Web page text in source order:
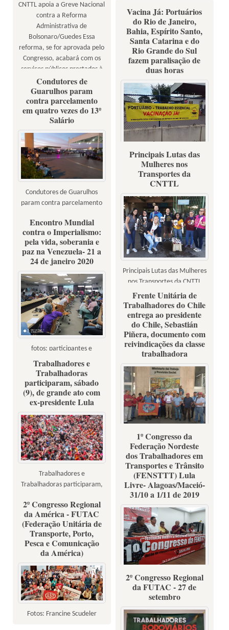
CNTTL apoia a Greve Nacional
contra a Reforma
Administrativa de
Bolsonaro/Guedes Essa
reforma, se for aprovada pelo
Congresso, acabará com os
serviços públicos prestados à
população e com os empregos
e direitos dos servidores!
Vacina Já: Portuários
do Rio de Janeiro,
Bahia, Espírito Santo,
Santa Catarina e do
Rio Grande do Sul
fazem paralisação de
duas horas
Fotos: Sindicatos Portuários e
Markinhos Jatahy (Portuários
do RS)
Condutores de
Guarulhos param
contra parcelamento
em quatro vezes do 13º
Salário
Condutores de Guarulhos
param contra parcelamento
Salário
Principais Lutas das
Mulheres nos
Transportes da
CNTTL
Principais Lutas das Mulheres
nos Transportes da CNTTL
Encontro Mundial
contra o Imperialismo:
pela vida, soberania e
paz na Venezuela- 21 a
24 de janeiro 2020
fotos: participantes e
Resumen Latinoamericano
Frente Unitária de
Trabalhadores do Chile
entrega ao presidente
do Chile, Sebastián
Piñera, documento com
reivindicações da classe
trabalhadora
foto: FUTAC
Trabalhadores e
Trabalhadoras
participaram, sábado
(9), de grande ato com
ex-presidente Lula
Trabalhadores e
Trabalhadoras participaram,
ex-presidente Lula
1º Congresso da
Federação Nordeste
dos Trabalhadores em
Transportes e Trânsito
(FENSTTT) Lula
Livre- Alagoas/Maceió-
31/10 a 1/11 de 2019
Fotos: Divulgação
2º Congresso Regional
da América - FUTAC
(Federação Unitária de
Transporte, Porto,
Pesca e Comunicação
da América)
Fotos: Francine Scudeler
2º Congresso Regional
da FUTAC - 27 de
setembro